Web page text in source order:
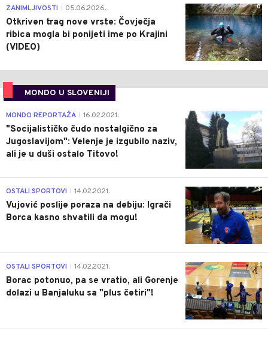
0
ZANIMLJIVOSTI 05.06.2026.
Otkriven trag nove vrste: Čovječja
ribica mogla bi ponijeti ime po Krajini
(VIDEO)
MONDO U SLOVENIJI
4
MONDO REPORTAŽA 16.02.2021.
"Socijalističko čudo nostalgično za
Jugoslavijom": Velenje je izgubilo naziv,
ali je u duši ostalo Titovo!
1
OSTALI SPORTOVI 14.02.2021.
Vujović poslije poraza na debiju: Igrači
Borca kasno shvatili da mogu!
3
OSTALI SPORTOVI 14.02.2021.
Borac potonuo, pa se vratio, ali Gorenje
dolazi u Banjaluku sa "plus četiri"!